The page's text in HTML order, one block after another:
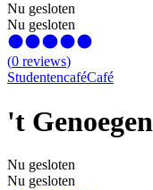
Nu gesloten
Nu gesloten
(0 reviews)
StudentencaféCafé
't Genoegen
Nu gesloten
Nu gesloten